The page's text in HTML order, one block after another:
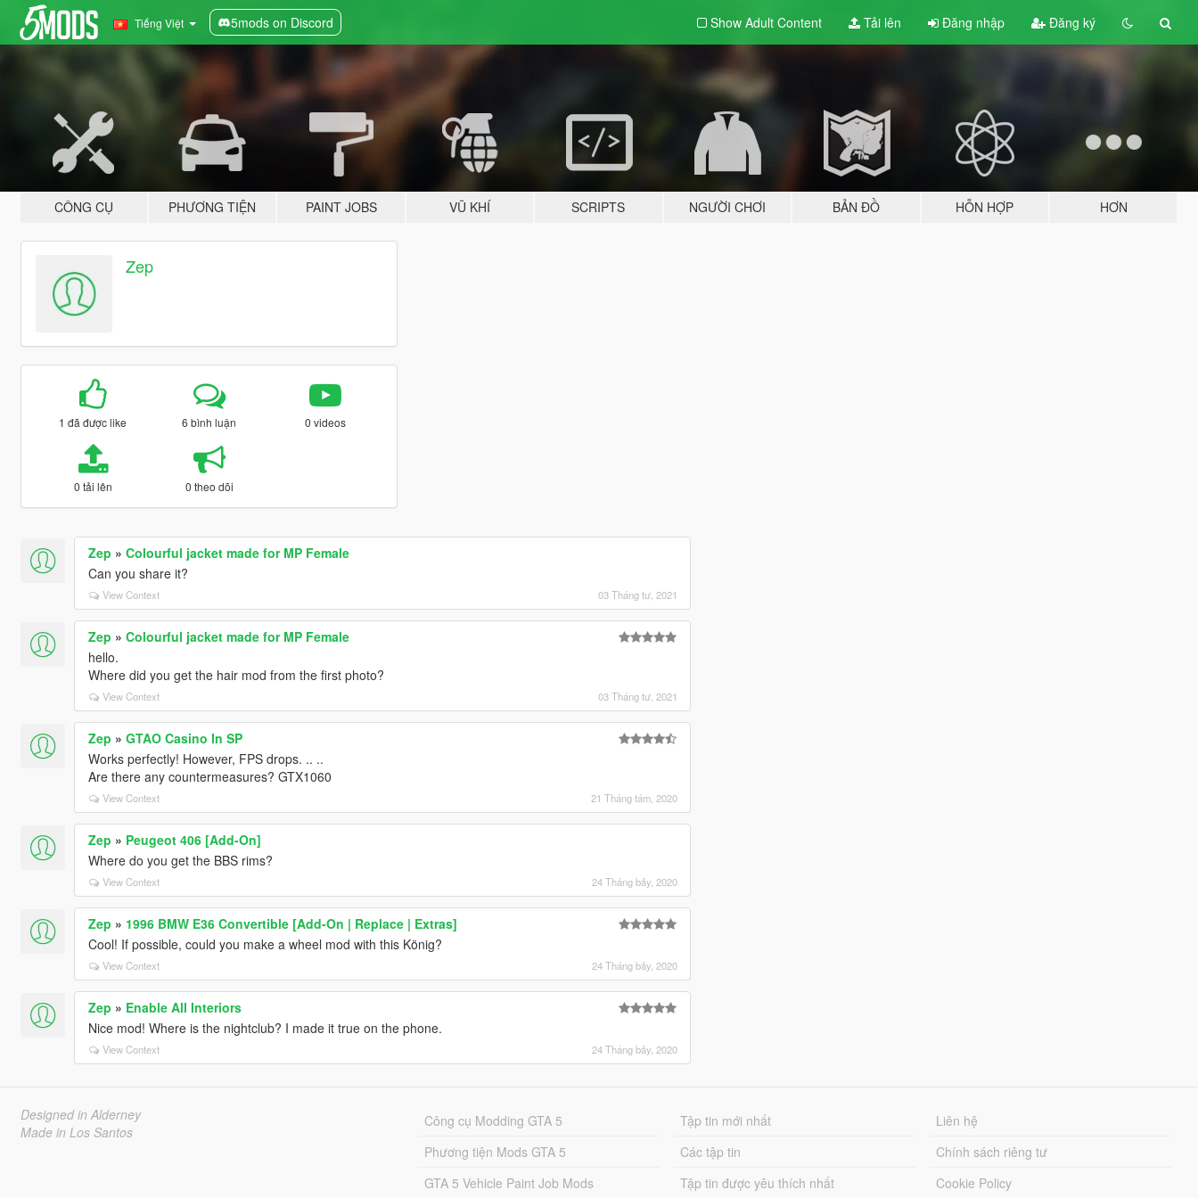
Tiếng Việt 5mods on Discord Show Adult Content Tải lên Đăng nhập Đăng ký
CÔNG CỤ PHƯƠNG TIỆN PAINT JOBS VŨ KHÍ SCRIPTS NGƯỜI CHƠI BẢN ĐỒ HỖN HỢP HƠN
Zep
1 đã được like 6 bình luận 0 videos
0 tải lên 0 theo dõi
Zep » Colourful jacket made for MP Female
Can you share it?
View Context 03 Tháng tư, 2021
Zep » Colourful jacket made for MP Female
hello.
Where did you get the hair mod from the first photo?
View Context 03 Tháng tư, 2021
Zep » GTAO Casino In SP
Works perfectly! However, FPS drops. .. ..
Are there any countermeasures? GTX1060
View Context 21 Tháng tám, 2020
Zep » Peugeot 406 [Add-On]
Where do you get the BBS rims?
View Context 24 Tháng bảy, 2020
Zep » 1996 BMW E36 Convertible [Add-On | Replace | Extras]
Cool! If possible, could you make a wheel mod with this König?
View Context 24 Tháng bảy, 2020
Zep » Enable All Interiors
Nice mod! Where is the nightclub? I made it true on the phone.
View Context 24 Tháng bảy, 2020
Designed in Alderney
Made in Los Santos
Công cụ Modding GTA 5
Phương tiện Mods GTA 5
GTA 5 Vehicle Paint Job Mods
Tập tin mới nhất
Các tập tin
Tập tin được yêu thích nhất
Liên hệ
Chính sách riêng tư
Cookie Policy